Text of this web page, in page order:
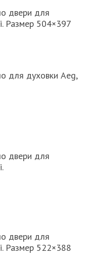
двери для
Размер 504×397
для духовки Aeg,
двери для
двери для
Размер 522×388